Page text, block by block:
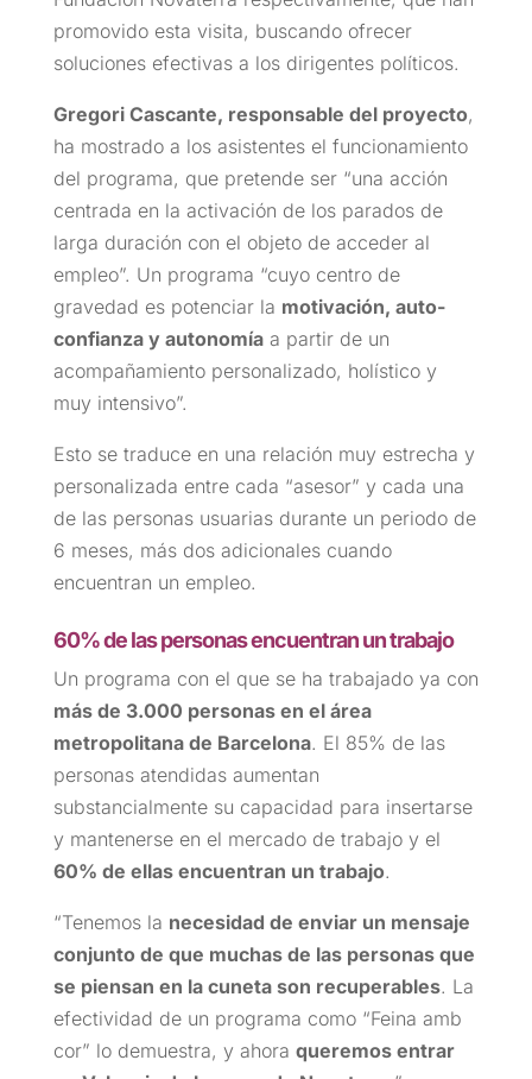
promovido esta visita, buscando ofrecer
soluciones efectivas a los dirigentes políticos.
Gregori Cascante, responsable del proyecto,
ha mostrado a los asistentes el funcionamiento
del programa, que pretende ser “una acción
centrada en la activación de los parados de
larga duración con el objeto de acceder al
empleo”. Un programa “cuyo centro de
gravedad es potenciar la motivación, auto-
confianza y autonomíaa partir de un
acompañamiento personalizado, holístico y
muy intensivo”.
Esto se traduce en una relación muy estrecha y
personalizada entre cada “asesor” y cada una
de las personas usuarias durante un periodo de
6 meses, más dos adicionales cuando
encuentran un empleo.
60% de las personas encuentran un trabajo
Un programa con el que se ha trabajado ya con
más de 3.000 personas en el área
metropolitana de Barcelona. El 85% de las
personas atendidas aumentan
substancialmente su capacidad para insertarse
y mantenerse en el mercado de trabajo y el
60% de ellas encuentran un trabajo.
“Tenemos la necesidad de enviar un mensaje
conjunto de que muchas de las personas que
se piensan en la cuneta son recuperables. La
efectividad de un programa como “Feina amb
cor” lo demuestra, y ahora queremos entrar